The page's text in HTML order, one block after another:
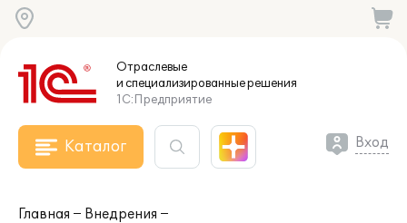
Отраслевые
и специализированныерешения
1С:Предприятие
Каталог Вход
Главная
Внедрения